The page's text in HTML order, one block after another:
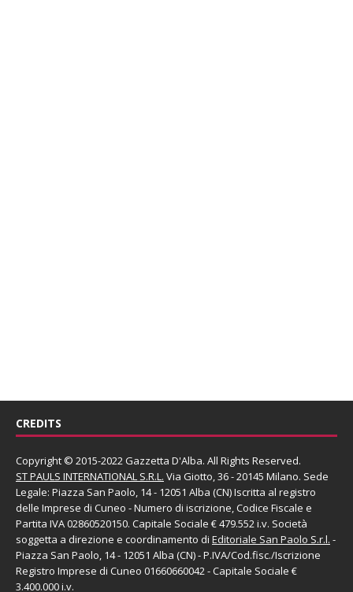
CREDITS
Copyright © 2015-2022 Gazzetta D'Alba. All Rights Reserved.
ST PAULS INTERNATIONAL S.R.L. Via Giotto, 36 - 20145 Milano. Sede
Legale: Piazza San Paolo, 14 - 12051 Alba (CN) Iscritta al registro
delle Imprese di Cuneo - Numero di iscrizione, Codice Fiscale e
Partita IVA 02860520150. Capitale Sociale € 479.552 i.v. Società
soggetta a direzione e coordinamento di Editoriale San Paolo S.r.l. -
Piazza San Paolo, 14 - 12051 Alba (CN) - P.IVA/Cod.fisc./Iscrizione
Registro Imprese di Cuneo 01660660042 - Capitale Sociale €
3.400.000 i.v.